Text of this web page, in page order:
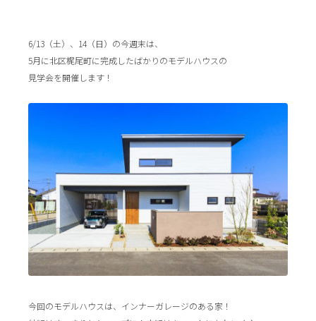
6/13（土）、14（日）の今週末は、
5月に北区梶尾町に完成したばかりのモデルハウスの
見学会を開催します！
今回のモデルハウスは、インナーガレージのある家！